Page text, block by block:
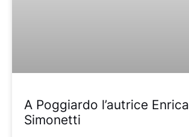
A Poggiardo l’autrice Enrica
Simonetti